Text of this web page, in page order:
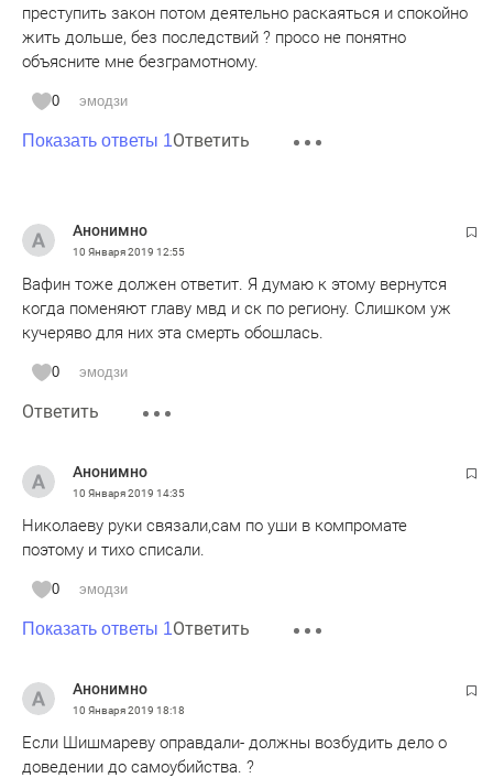
преступить закон потом деятельно раскаяться и спокойно
жить дольше, без последствий ? просо не понятно
объясните мне безграмотному.
0 эмодзи
Показать ответы 1Ответить
Анонимно
10 Января 2019 12:55
Вафин тоже должен ответит. Я думаю к этому вернутся
когда поменяют главу мвд и ск по региону. Слишком уж
кучеряво для них эта смерть обошлась.
0 эмодзи
Ответить
Анонимно
10 Января 2019 14:35
Николаеву руки связали,сам по уши в компромате
поэтому и тихо списали.
0 эмодзи
Показать ответы 1Ответить
Анонимно
10 Января 2019 18:18
Если Шишмареву оправдали- должны возбудить дело о
доведении до самоубийства. ?